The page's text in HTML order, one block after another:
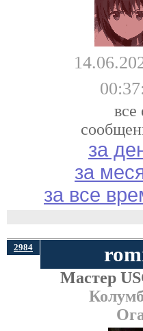
все
за
за
за все
2984
Мастер